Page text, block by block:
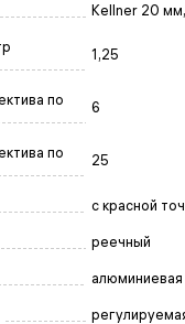
Kellner 20
1,25
по
6
по
25
с красной
реечный
алюминиевая